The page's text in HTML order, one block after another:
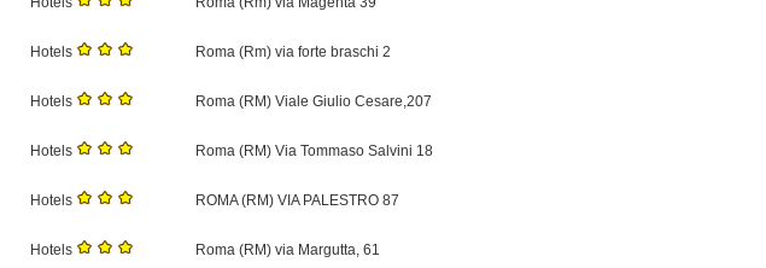
Hotels Roma (Rm) via forte braschi 2
Hotels Roma (RM) Viale Giulio Cesare,207
Hotels Roma (RM) Via Tommaso Salvini 18
Hotels ROMA (RM) VIA PALESTRO 87
Hotels Roma (RM) via Margutta, 61